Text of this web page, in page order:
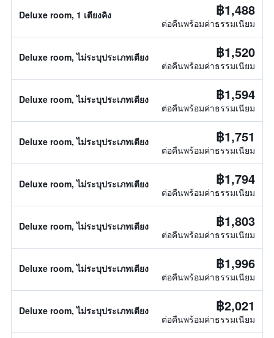
Deluxe room, 1 เตียงคิง ฿1,488
ต่อคืนพร้อมค่าธรรมเนียม
Deluxe room, ไม่ระบุประเภทเตียง ฿1,520
ต่อคืนพร้อมค่าธรรมเนียม
Deluxe room, ไม่ระบุประเภทเตียง ฿1,594
ต่อคืนพร้อมค่าธรรมเนียม
Deluxe room, ไม่ระบุประเภทเตียง ฿1,751
ต่อคืนพร้อมค่าธรรมเนียม
Deluxe room, ไม่ระบุประเภทเตียง ฿1,794
ต่อคืนพร้อมค่าธรรมเนียม
Deluxe room, ไม่ระบุประเภทเตียง ฿1,803
ต่อคืนพร้อมค่าธรรมเนียม
Deluxe room, ไม่ระบุประเภทเตียง ฿1,996
ต่อคืนพร้อมค่าธรรมเนียม
Deluxe room, ไม่ระบุประเภทเตียง ฿2,021
ต่อคืนพร้อมค่าธรรมเนียม